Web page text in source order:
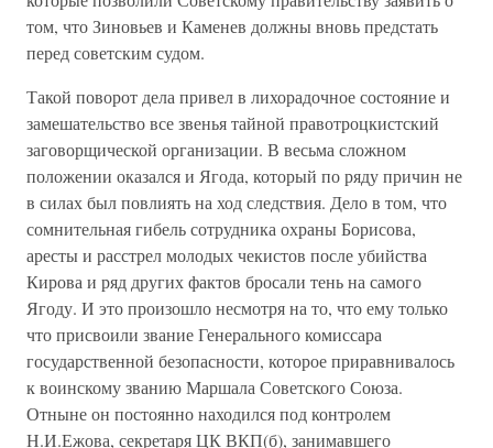
том, что Зиновьев и Каменев должны вновь предстать
перед советским судом.
Такой поворот дела привел в лихорадочное состояние и
замешательство все звенья тайной правотроцкистский
заговорщической организации. В весьма сложном
положении оказался и Ягода, который по ряду причин не
в силах был повлиять на ход следствия. Дело в том, что
сомнительная гибель сотрудника охраны Борисова,
аресты и расстрел молодых чекистов после убийства
Кирова и ряд других фактов бросали тень на самого
Ягоду. И это произошло несмотря на то, что ему только
что присвоили звание Генерального комиссара
государственной безопасности, которое приравнивалось
к воинскому званию Маршала Советского Союза.
Отныне он постоянно находился под контролем
Н.И.Ежова, секретаря ЦК ВКП(б), занимавшего